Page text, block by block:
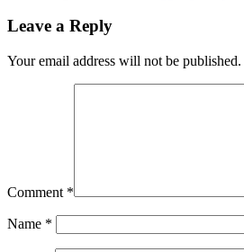
Leave a Reply
Your email address will not be published.
Comment *
Name *